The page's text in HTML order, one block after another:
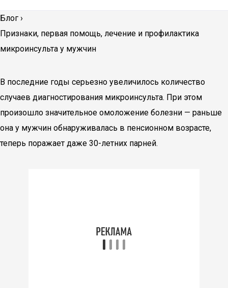
Блог ›
Признаки, первая помощь, лечение и профилактика
микроинсульта у мужчин
В последние годы серьезно увеличилось количество
случаев диагностирования микроинсульта. При этом
произошло значительное омоложение болезни — раньше
она у мужчин обнаруживалась в пенсионном возрасте,
теперь поражает даже 30-летних парней.